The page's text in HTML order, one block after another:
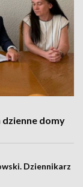
dzienne domy
Dziennikarz